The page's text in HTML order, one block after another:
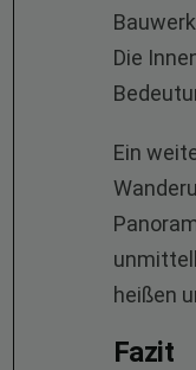
Die
Ein
heißen
Fazit